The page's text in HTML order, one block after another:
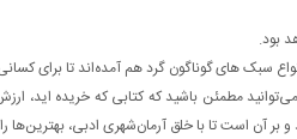
بود.
های گوناگون گرد هم آمده‌اند تا برای
مطمئن باشید که کتابی که خریده اید،
آن است تا با خلق آرمان‌شهری ادبی، بهترین‌ها را